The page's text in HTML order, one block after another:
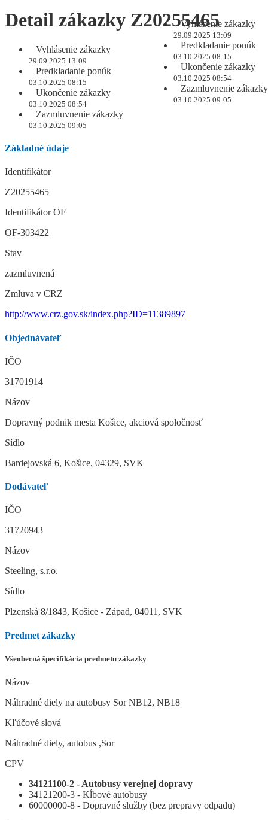
Vyhlásenie zákazky
29.09.2025 13:09
Predkladanie ponúk
03.10.2025 08:15
Ukončenie zákazky
03.10.2025 08:54
Zazmluvnenie zákazky
03.10.2025 09:05
Detail zákazky Z20255465
Vyhlásenie zákazky
29.09.2025 13:09
Predkladanie ponúk
03.10.2025 08:15
Ukončenie zákazky
03.10.2025 08:54
Zazmluvnenie zákazky
03.10.2025 09:05
Základné údaje
Identifikátor
Z20255465
Identifikátor OF
OF-303422
Stav
zazmluvnená
Zmluva v CRZ
http://www.crz.gov.sk/index.php?ID=11389897
Objednávateľ
IČO
31701914
Názov
Dopravný podnik mesta Košice, akciová spoločnosť
Sídlo
Bardejovská 6, Košice, 04329, SVK
Dodávateľ
IČO
31720943
Názov
Steeling, s.r.o.
Sídlo
Plzenská 8/1843, Košice - Západ, 04011, SVK
Predmet zákazky
Všeobecná špecifikácia predmetu zákazky
Názov
Náhradné diely na autobusy Sor NB12, NB18
Kľúčové slová
Náhradné diely, autobus ,Sor
CPV
34121100-2 - Autobusy verejnej dopravy
34121200-3 - Kĺbové autobusy
60000000-8 - Dopravné služby (bez prepravy odpadu)